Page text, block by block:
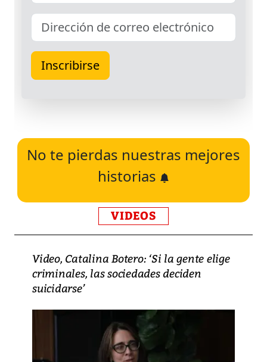
No te pierdas nuestras mejores
historias
VIDEOS
Video, Catalina Botero: ‘Si la gente elige
criminales, las sociedades deciden
suicidarse’